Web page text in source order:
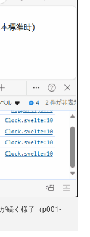
続く様子（p001-